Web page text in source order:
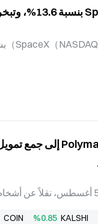
KALSHI
%0.85
COIN